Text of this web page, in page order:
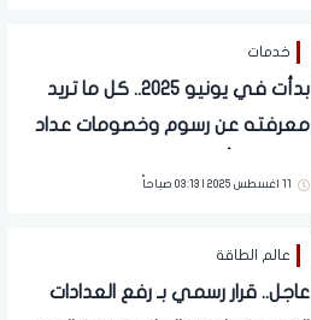
خدمات
بدأت في يونيو 2025.. كل ما تريد
معرفته عن رسوم وخصومات عداد
11 اغسطس 2025 | 03:13 صباحاً
عالم الطاقة
عاجل.. قرار رسمي بـ رفع العدادات